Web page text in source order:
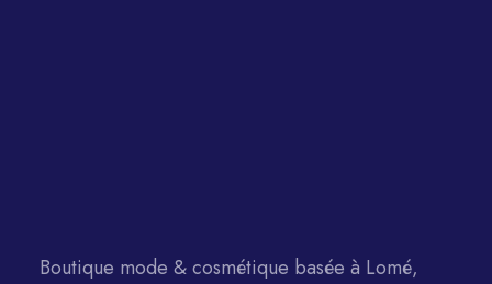
Boutique mode & cosmétique basée à Lomé,